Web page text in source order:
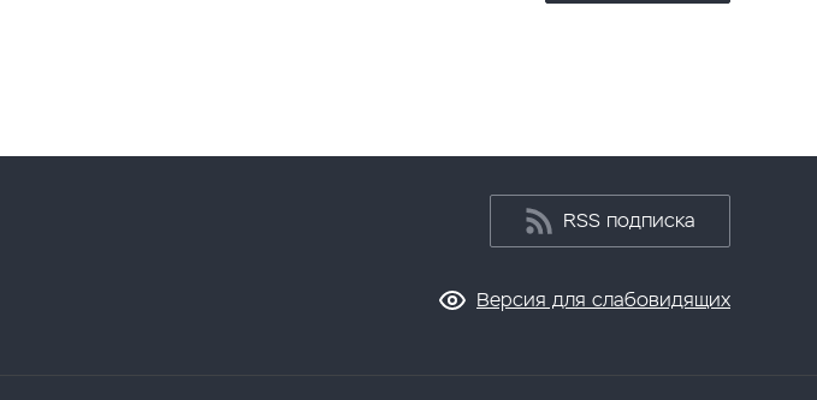
RSS подписка
Версия для слабовидящих